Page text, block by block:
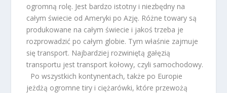
ogromną rolę. Jest bardzo istotny i niezbędny na
całym świecie od Ameryki po Azję. Różne towary są
produkowane na całym świecie i jakoś trzeba je
rozprowadzić po całym globie. Tym właśnie zajmuje
się transport. Najbardziej rozwiniętą gałęzią
transportu jest transport kołowy, czyli samochodowy.
Po wszystkich kontynentach, także po Europie
jeżdżą ogromne tiry i ciężarówki, które przewożą